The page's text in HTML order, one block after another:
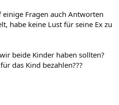
einige Fragen auch Antworten
habe keine Lust für seine Ex zu
beide Kinder haben sollten?
das Kind bezahlen???